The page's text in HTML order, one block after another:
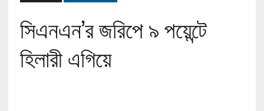
সিএনএন’র জরিপে ৯ পয়েন্টে
হিলারী এগিয়ে